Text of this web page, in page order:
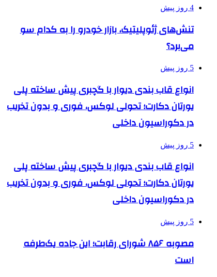
4 روز پیش
تنش‌های ژئوپلیتیک، بازار خودرو را به کدام سو
می‌برد؟
5 روز پیش
انواع قاب بندی دیوار با گچبری پیش ساخته پلی
یورتان دکارت؛ تحولی لوکس، فوری و بدون تخریب
در دکوراسیون داخلی
5 روز پیش
انواع قاب بندی دیوار با گچبری پیش ساخته پلی
یورتان دکارت؛ تحولی لوکس، فوری و بدون تخریب
در دکوراسیون داخلی
5 روز پیش
مصوبه ۸۵۶ شورای رقابت؛ این جاده یک‌طرفه
است